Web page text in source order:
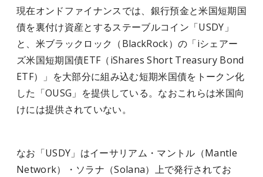
現在オンドファイナンスでは、銀行預金と米国短期国
債を裏付け資産とするステーブルコイン「USDY」
と、米ブラックロック（BlackRock）の「iシェアー
ズ米国短期国債ETF（iShares Short Treasury Bond
ETF）」を大部分に組み込む短期米国債をトークン化
した「OUSG」を提供している。なおこれらは米国向
けには提供されていない。
なお「USDY」はイーサリアム・マントル（Mantle
Network）・ソラナ（Solana）上で発行されてお